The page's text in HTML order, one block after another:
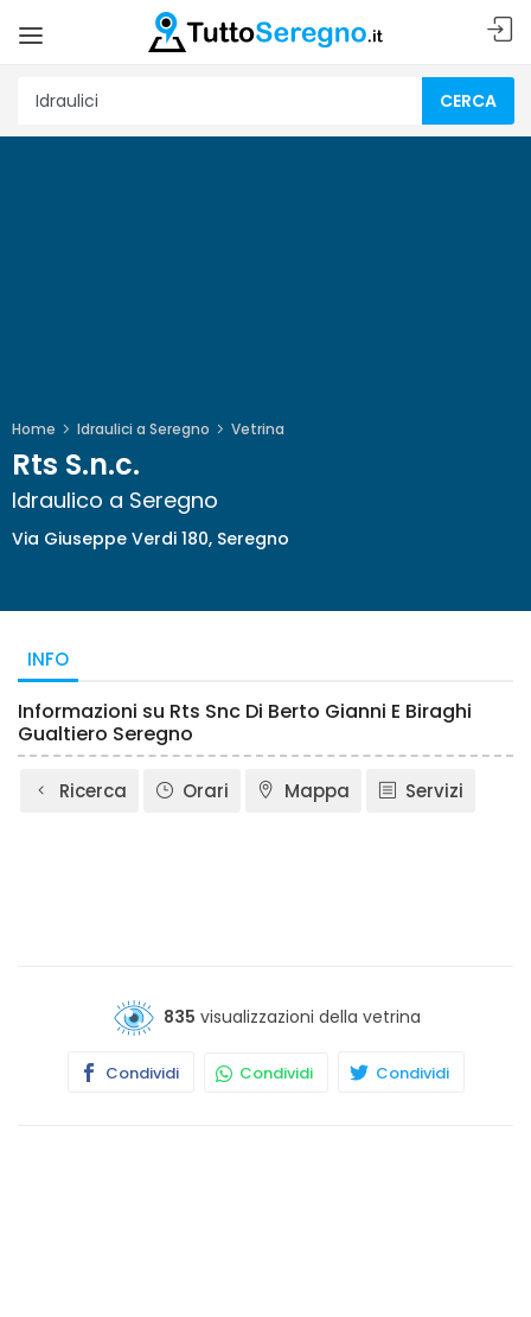
CERCA
Home Idraulici a Seregno Vetrina
Rts S.n.c.
Idraulico a Seregno
Via Giuseppe Verdi 180, Seregno
INFO
Informazioni su Rts Snc Di Berto Gianni E Biraghi
Gualtiero Seregno
Ricerca Orari Mappa Servizi
835 visualizzazioni della vetrina
Condividi Condividi Condividi